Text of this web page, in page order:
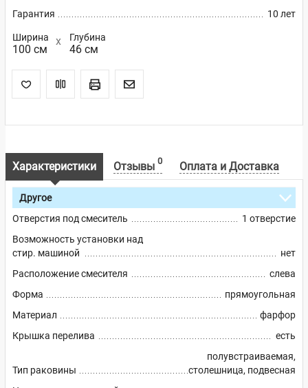
Гарантия
10 лет
Ширина
100 см
Глубина
46 см
Характеристики Отзывы 0 Оплата и Доставка
Другое
Отверстия под смеситель
1 отверстие
Возможность установки над
стир. машиной
нет
Расположение смесителя
слева
Форма
прямоугольная
Материал
фарфор
Крышка перелива
есть
Тип раковины
полувстраиваемая,
столешница, подвесная